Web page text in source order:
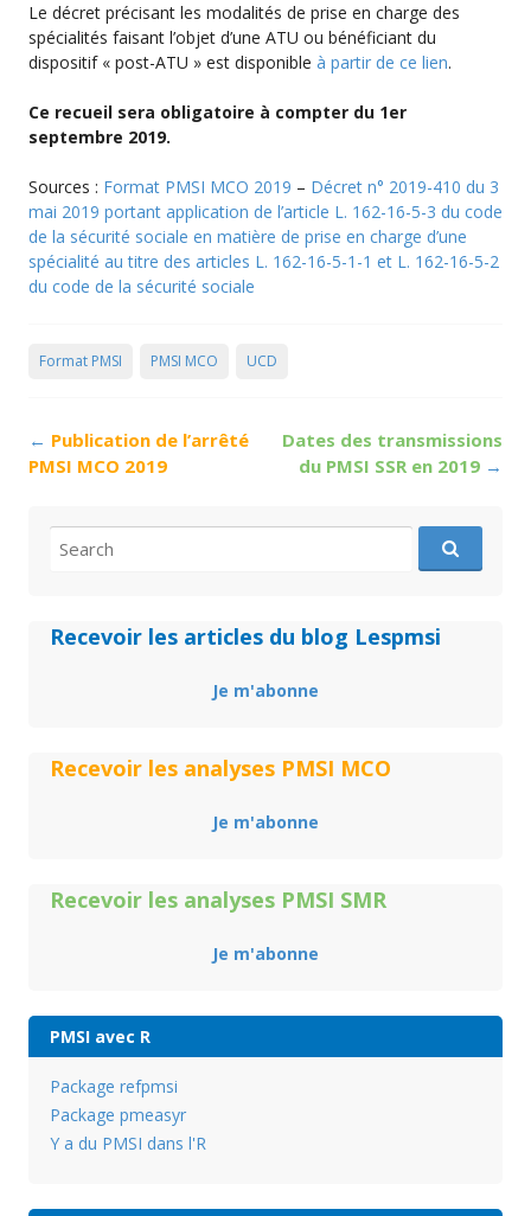
Le décret précisant les modalités de prise en charge des
spécialités faisant l’objet d’une ATU ou bénéficiant du
dispositif « post-ATU » est disponible à partir de ce lien.
Ce recueil sera obligatoire à compter du 1er
septembre 2019.
Sources : Format PMSI MCO 2019 – Décret n° 2019-410 du 3
mai 2019 portant application de l’article L. 162-16-5-3 du code
de la sécurité sociale en matière de prise en charge d’une
spécialité au titre des articles L. 162-16-5-1-1 et L. 162-16-5-2
du code de la sécurité sociale
Format PMSI PMSI MCO UCD
Post
navigation
← Publication de l’arrêté
PMSI MCO 2019
Dates des transmissions
du PMSI SSR en 2019 →
for:
Recevoir les articles du blog Lespmsi
Je m'abonne
Recevoir les analyses PMSI MCO
Je m'abonne
Recevoir les analyses PMSI SMR
Je m'abonne
PMSI avec R
Package refpmsi
Package pmeasyr
Y a du PMSI dans l'R